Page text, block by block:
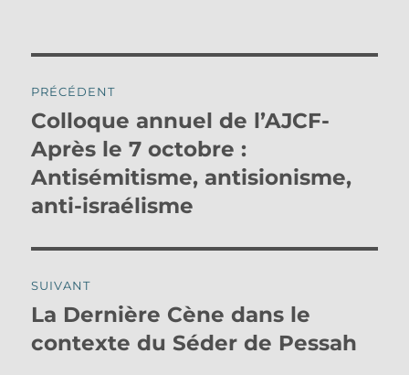
de
l’article
PRÉCÉDENT
Publication
précédente :
Colloque annuel de l’AJCF-
Après le 7 octobre :
Antisémitisme, antisionisme,
anti-israélisme
SUIVANT
Publication
suivante :
La Dernière Cène dans le
contexte du Séder de Pessah